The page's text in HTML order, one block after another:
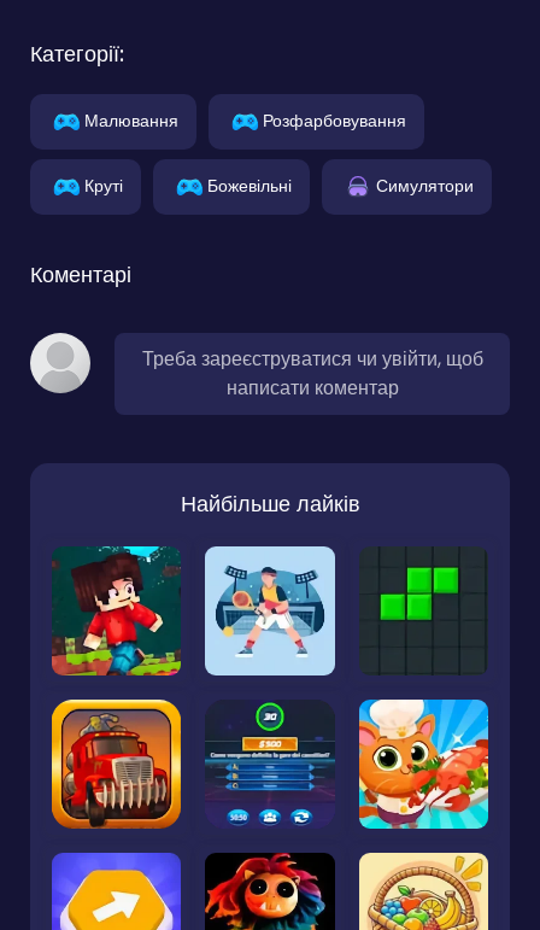
Категорії:
Малювання Розфарбовування
Круті Божевільні Симулятори
Коментарі
Треба зареєструватися чи увійти, щоб
написати коментар
Найбільше лайків